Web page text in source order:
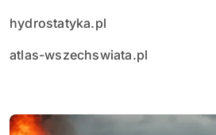
hydrostatyka.pl
atlas-wszechswiata.pl